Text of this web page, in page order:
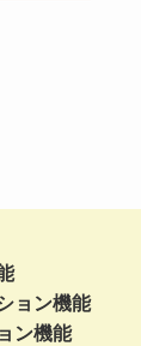
ョン機能
ン機能